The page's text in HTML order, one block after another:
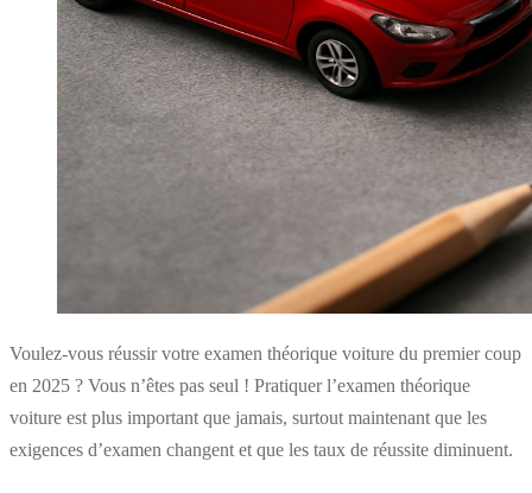
Voulez-vous réussir votre examen théorique voiture du premier coup
en 2025 ? Vous n’êtes pas seul ! Pratiquer l’examen théorique
voiture est plus important que jamais, surtout maintenant que les
exigences d’examen changent et que les taux de réussite diminuent.